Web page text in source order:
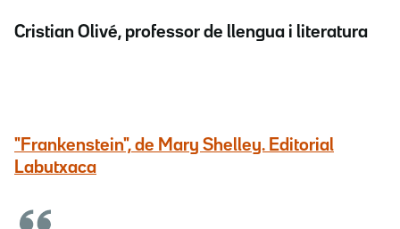
Cristian Olivé, professor de llengua i literatura
"Frankenstein", de Mary Shelley. Editorial
Labutxaca